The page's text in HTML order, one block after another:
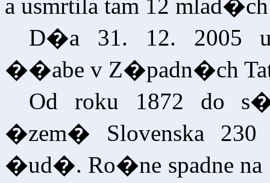
a usmrtila tam 12
D�a 31. 12. 2005
��abe v Z�padn�ch
Od roku 1872 do
�zem� Slovenska
�ud�. Ro�ne spadne